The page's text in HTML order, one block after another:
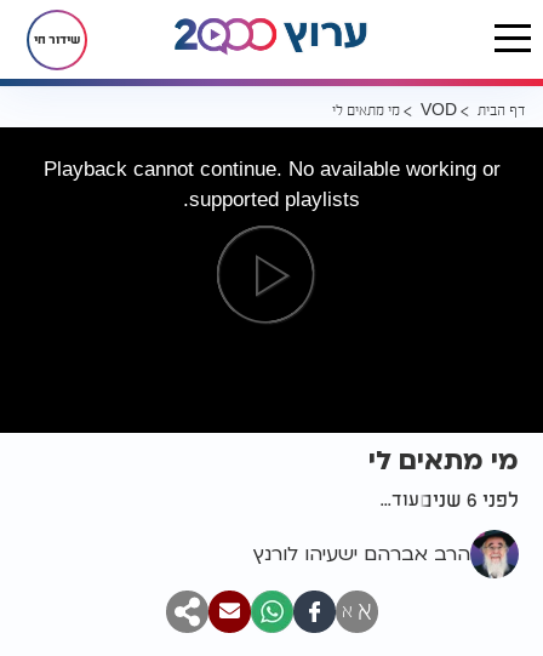
שידור חי
דף הבית VOD מי מתאים לי
Playback cannot continue. No available working or
supported playlists.
מי מתאים לי
לפני 6 שנים עוד...
הרב אברהם ישעיהו לורנץ
א א